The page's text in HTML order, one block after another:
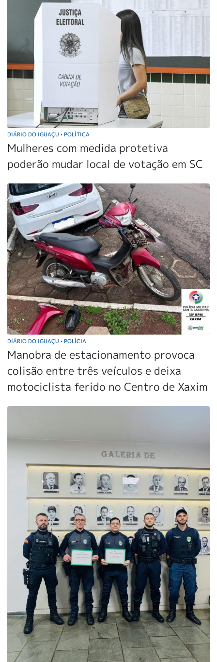
DIÁRIO DO IGUAÇU • POLÍTICA
Mulheres com medida protetiva
poderão mudar local de votação em SC
DIÁRIO DO IGUAÇU • POLÍCIA
Manobra de estacionamento provoca
colisão entre três veículos e deixa
motociclista ferido no Centro de Xaxim